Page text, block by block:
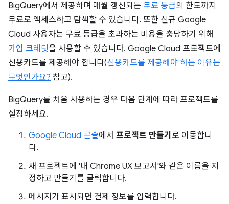
BigQuery에서 제공하며 매월 갱신되는 무료 등급의 한도까지
무료로 액세스하고 탐색할 수 있습니다. 또한 신규 Google
Cloud 사용자는 무료 등급을 초과하는 비용을 충당하기 위해
가입 크레딧을 사용할 수 있습니다. Google Cloud 프로젝트에
신용카드를 제공해야 합니다(신용카드를 제공해야 하는 이유는
무엇인가요? 참고).
BigQuery를 처음 사용하는 경우 다음 단계에 따라 프로젝트를
설정하세요.
Google Cloud 콘솔에서 프로젝트 만들기 로 이동합니
다.
새 프로젝트에 '내 Chrome UX 보고서'와 같은 이름을 지
정하고 만들기를 클릭합니다.
메시지가 표시되면 결제 정보를 입력합니다.